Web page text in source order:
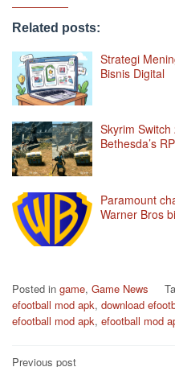
Related posts:
Strategi
Bisnis Digital
Skyrim
Bethesda’s
Paramount
Warner Bros
Posted in game, Game News
efootball mod apk, download
efootball mod apk, efootball mod
Previous post